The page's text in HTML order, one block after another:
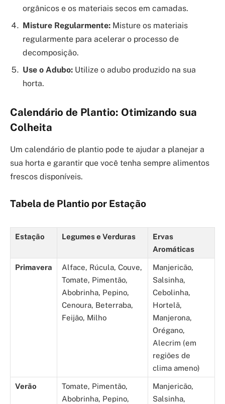
orgânicos e os materiais secos em camadas.
Misture Regularmente: Misture os materiais
regularmente para acelerar o processo de
decomposição.
Use o Adubo: Utilize o adubo produzido na sua
horta.
Calendário de Plantio: Otimizando sua
Colheita
Um calendário de plantio pode te ajudar a planejar a
sua horta e garantir que você tenha sempre alimentos
frescos disponíveis.
Tabela de Plantio por Estação
Estação Legumes e Verduras
Ervas
Aromáticas
Primavera
Alface, Rúcula, Couve,
Tomate, Pimentão,
Abobrinha, Pepino,
Cenoura, Beterraba,
Feijão, Milho
Manjericão,
Salsinha,
Cebolinha,
Hortelã,
Manjerona,
Orégano,
Alecrim (em
regiões de
clima ameno)
Verão
Tomate, Pimentão,
Abobrinha, Pepino,
Manjericão,
Salsinha,